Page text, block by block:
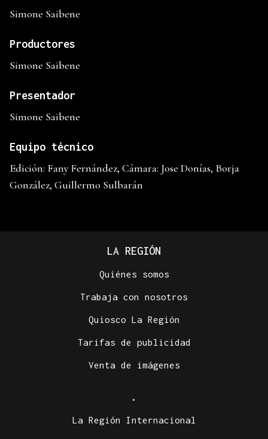
Simone Saibene
Productores
Simone Saibene
Presentador
Simone Saibene
Equipo técnico
Edición: Fany Fernández, Cámara: Jose Donías, Borja
González, Guillermo Sulbarán
LA REGIÓN
Quiénes somos
Trabaja con nosotros
Quiosco La Región
Tarifas de publicidad
Venta de imágenes
.
La Región Internacional